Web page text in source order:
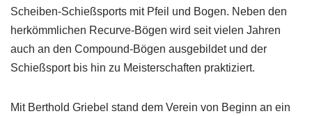
Scheiben-Schießsports mit Pfeil und Bogen. Neben den
herkömmlichen Recurve-Bögen wird seit vielen Jahren
auch an den Compound-Bögen ausgebildet und der
Schießsport bis hin zu Meisterschaften praktiziert.
Mit Berthold Griebel stand dem Verein von Beginn an ein